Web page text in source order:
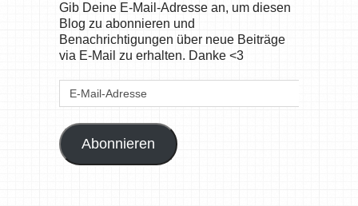
Gib Deine E-Mail-Adresse an, um diesen
Blog zu abonnieren und
Benachrichtigungen über neue Beiträge
via E-Mail zu erhalten. Danke <3
E-
Abonnieren